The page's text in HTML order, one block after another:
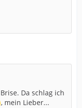
Da schlag ich
, mein Lieber...